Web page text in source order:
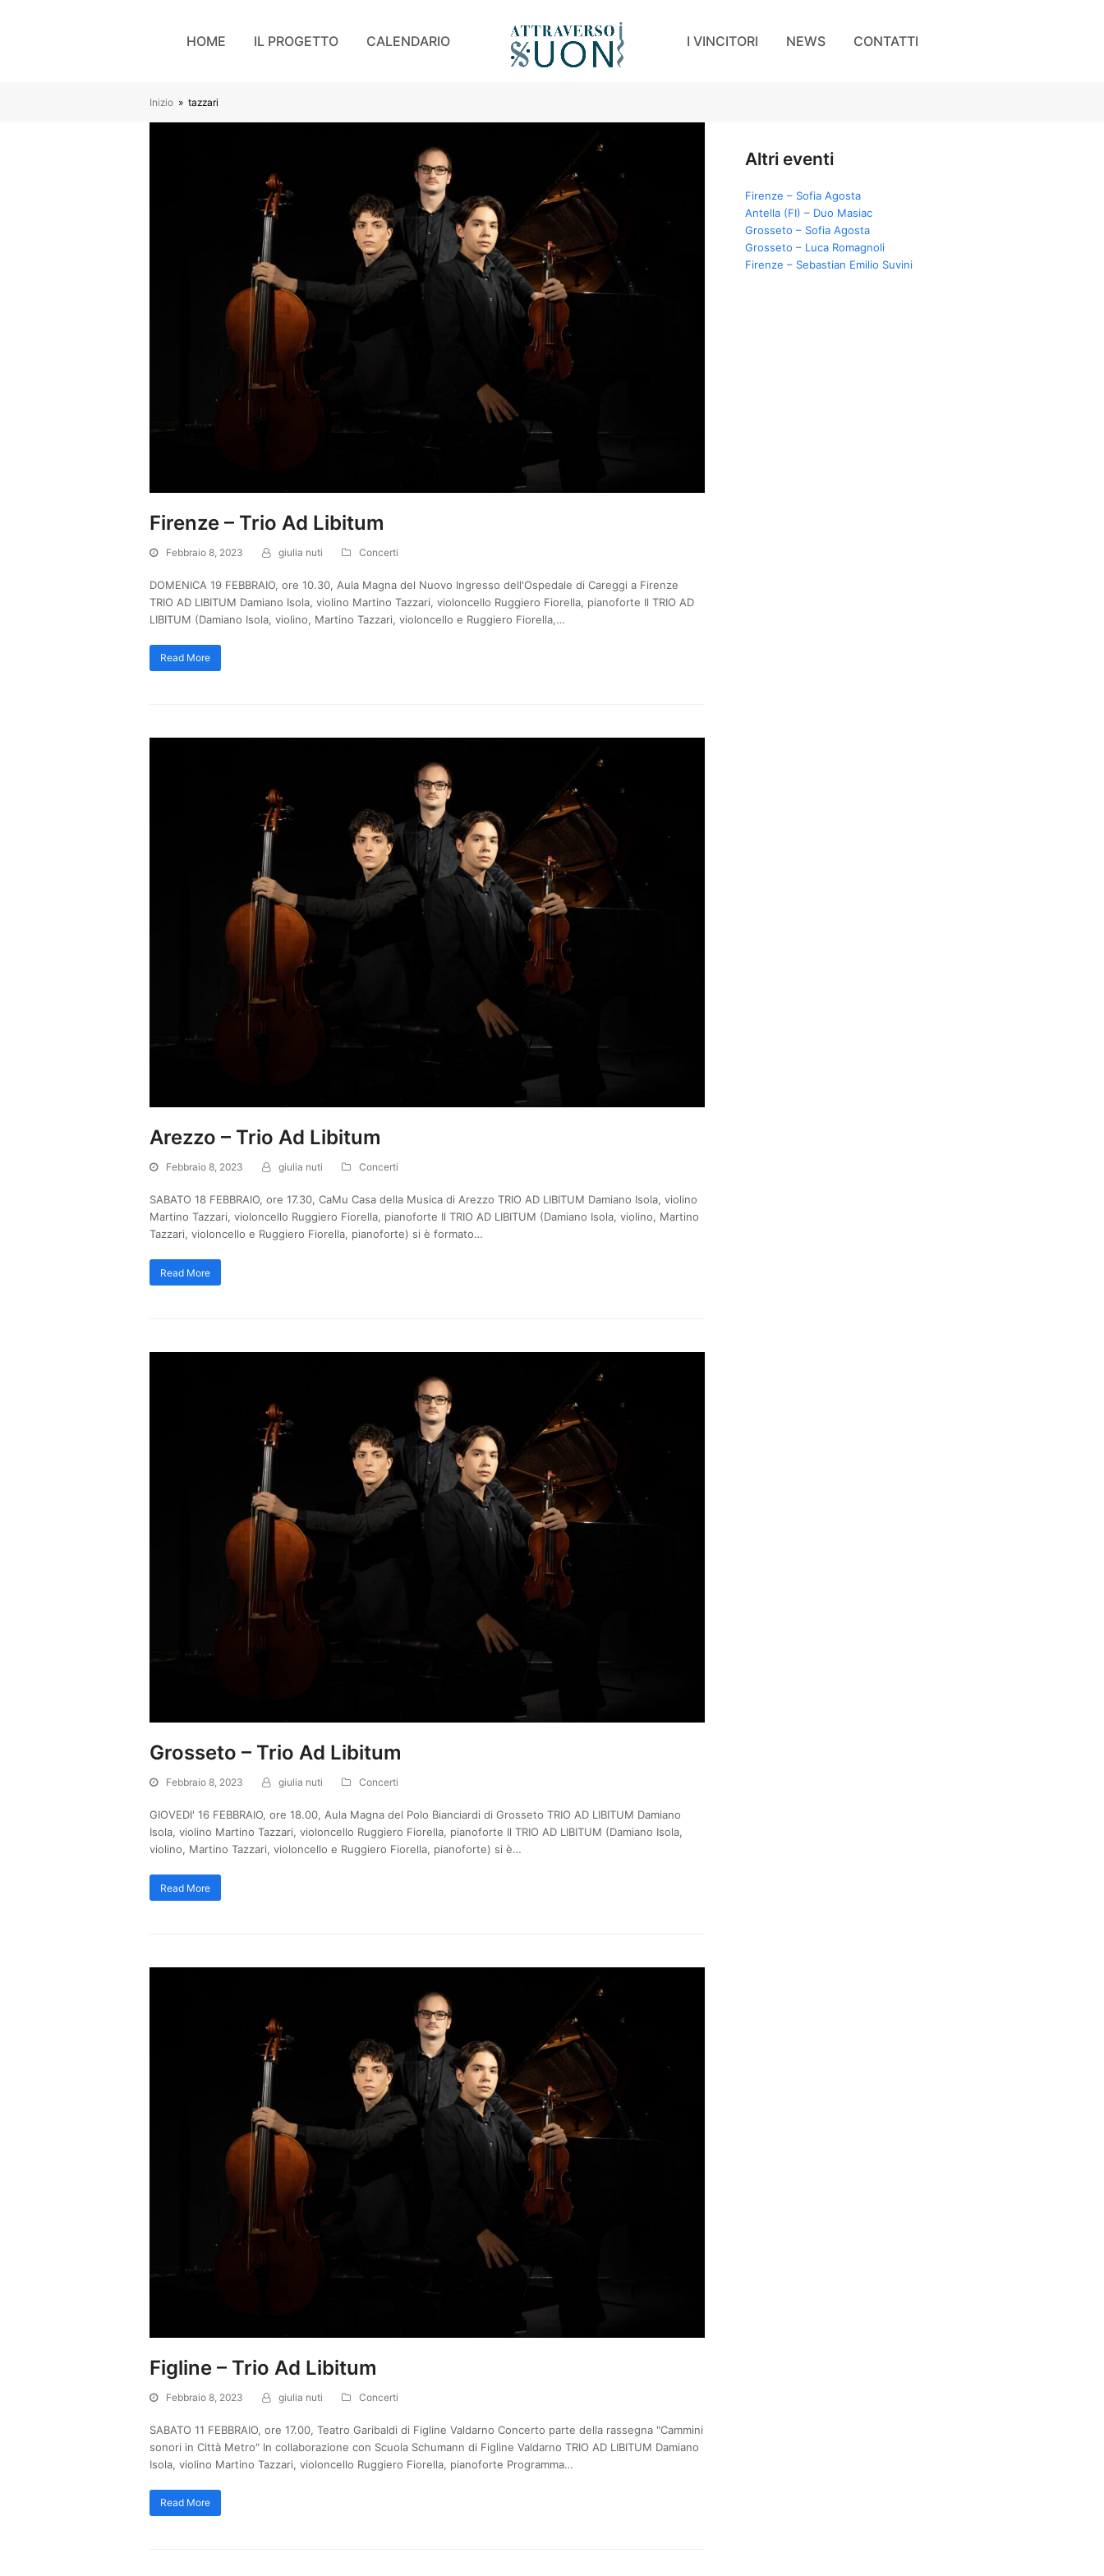
HOME IL PROGETTO CALENDARIO I VINCITORI NEWS CONTATTI
Inizio » tazzari
Firenze – Trio Ad Libitum
Febbraio 8, 2023 giulia nuti Concerti
DOMENICA 19 FEBBRAIO, ore 10.30, Aula Magna del Nuovo Ingresso dell'Ospedale di Careggi a Firenze
TRIO AD LIBITUM Damiano Isola, violino Martino Tazzari, violoncello Ruggiero Fiorella, pianoforte Il TRIO AD
LIBITUM (Damiano Isola, violino, Martino Tazzari, violoncello e Ruggiero Fiorella,…
Read More
Arezzo – Trio Ad Libitum
Febbraio 8, 2023 giulia nuti Concerti
SABATO 18 FEBBRAIO, ore 17.30, CaMu Casa della Musica di Arezzo TRIO AD LIBITUM Damiano Isola, violino
Martino Tazzari, violoncello Ruggiero Fiorella, pianoforte Il TRIO AD LIBITUM (Damiano Isola, violino, Martino
Tazzari, violoncello e Ruggiero Fiorella, pianoforte) si è formato…
Read More
Grosseto – Trio Ad Libitum
Febbraio 8, 2023 giulia nuti Concerti
GIOVEDI' 16 FEBBRAIO, ore 18.00, Aula Magna del Polo Bianciardi di Grosseto TRIO AD LIBITUM Damiano
Isola, violino Martino Tazzari, violoncello Ruggiero Fiorella, pianoforte Il TRIO AD LIBITUM (Damiano Isola,
violino, Martino Tazzari, violoncello e Ruggiero Fiorella, pianoforte) si è…
Read More
Figline – Trio Ad Libitum
Febbraio 8, 2023 giulia nuti Concerti
SABATO 11 FEBBRAIO, ore 17.00, Teatro Garibaldi di Figline Valdarno Concerto parte della rassegna "Cammini
sonori in Città Metro" In collaborazione con Scuola Schumann di Figline Valdarno TRIO AD LIBITUM Damiano
Isola, violino Martino Tazzari, violoncello Ruggiero Fiorella, pianoforte Programma…
Read More
Altri eventi
Firenze – Sofia Agosta
Antella (FI) – Duo Masiac
Grosseto – Sofia Agosta
Grosseto – Luca Romagnoli
Firenze – Sebastian Emilio Suvini